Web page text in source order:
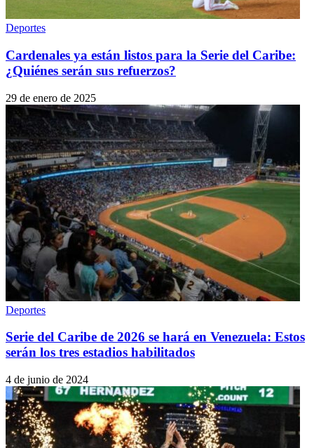
Deportes
Cardenales ya están listos para la Serie del Caribe:
¿Quiénes serán sus refuerzos?
29 de enero de 2025
Deportes
Serie del Caribe de 2026 se hará en Venezuela: Estos
serán los tres estadios habilitados
4 de junio de 2024